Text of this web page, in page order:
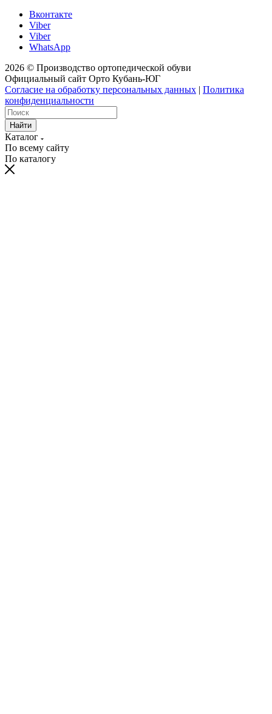
Вконтакте
Viber
Viber
WhatsApp
2026 © Производство ортопедической обуви
Официальный сайт Орто Кубань-ЮГ
Согласие на обработку персональных данных | Политика
конфиденциальности
Найти
Каталог
По всему сайту
По каталогу